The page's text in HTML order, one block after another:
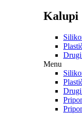
Kalupi
Menu